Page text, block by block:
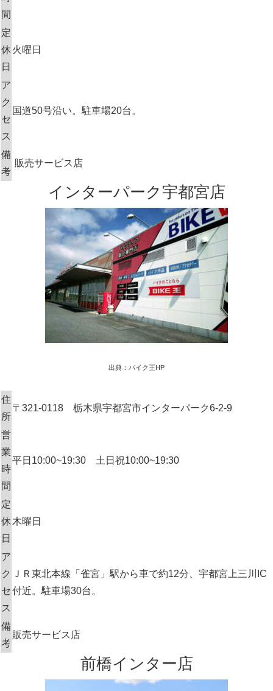
間
定
休
日
火曜日
ア
ク
セ
ス
国道50号沿い。駐車場20台。
備
考
販売サービス店
インターパーク宇都宮店
出典：バイク王HP
住
所
〒321-0118 栃木県宇都宮市インターパーク6-2-9
営
業
時
間
平日10:00~19:30 土日祝10:00~19:30
定
休
日
木曜日
ア
ク
セ
ス
ＪＲ東北本線「雀宮」駅から車で約12分、宇都宮上三川IC
付近。駐車場30台。
備
考
販売サービス店
前橋インター店